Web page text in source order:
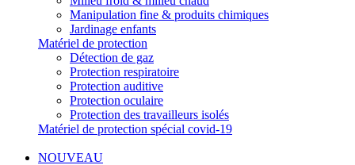
Manipulation fine & produits chimiques
Jardinage enfants
Matériel de protection
Détection de gaz
Protection respiratoire
Protection auditive
Protection oculaire
Protection des travailleurs isolés
Matériel de protection spécial covid-19
NOUVEAU